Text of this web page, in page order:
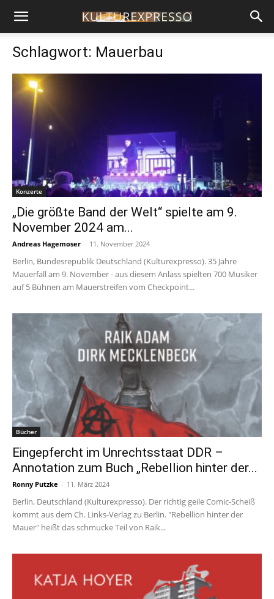
Schlagwort: Mauerbau
Konzerte
„Die größte Band der Welt“ spielte am 9.
November 2024 am...
Andreas Hagemoser - 11. November 2024
Berlin, Bundesrepublik Deutschland (Kulturexpresso). 35 Jahre
Mauerfall am 9. November - aus diesem Anlass spielten 700 Musiker
auf 5 Bühnen am Mauerstreifen vom Checkpoint...
Bücher
Eingepfercht im Unrechtsstaat DDR –
Annotation zum Buch „Rebellion hinter der...
Ronny Putzke - 11. März 2024
Berlin, Deutschland (Kulturexpresso). Der richtig geile Comic-Scheiß
kommt aus dem Ch. Links-Verlag zu Berlin. "Rebellion hinter der
Mauer" heißt das schmucke Teil von Raik...